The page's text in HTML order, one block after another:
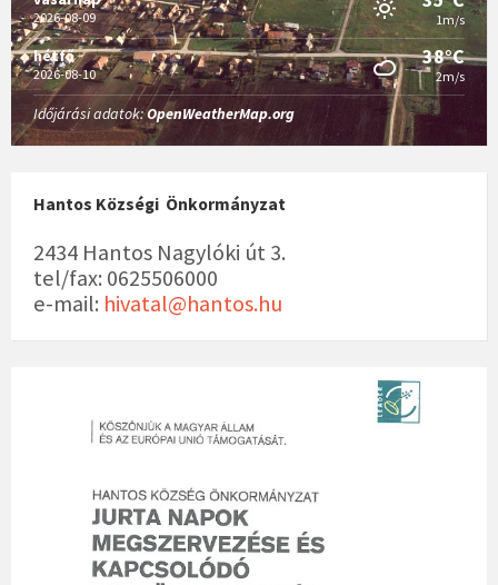
2026-08-09 1m/s
hétfő
2026-08-10
38°C
2m/s
Időjárási adatok:OpenWeatherMap.org
Hantos Községi Önkormányzat
2434 Hantos Nagylóki út 3.
tel/fax: 0625506000
e-mail: hivatal@hantos.hu